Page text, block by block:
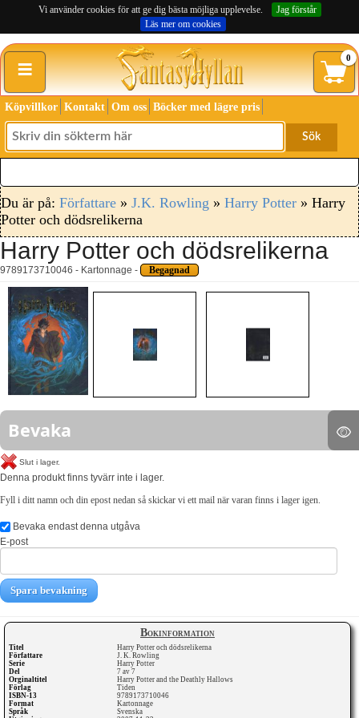
Vi använder cookies för att ge dig bästa möjliga upplevelse.
Jag förstår
Läs mer om cookies
≡ 0
Köpvillkor Kontakt Om oss Böcker med lägre pris
Sök
Du är på: Författare » J.K. Rowling » Harry Potter » Harry
Potter och dödsrelikerna
Harry Potter och dödsrelikerna
9789173710046 - Kartonnage - Begagnad
Bokinformation
Titel
Harry Potter och dödsrelikerna
Författare
J. K. Rowling
Serie
Harry Potter
Del
7 av 7
Orginaltitel
Harry Potter and the Deathly Hallows
Förlag
Tiden
ISBN-13
9789173710046
Format
Kartonnage
Språk
Svenska
Bevaka
Slut i lager.
Denna produkt finns tyvärr inte i lager.
Fyll i ditt namn och din epost nedan så skickar vi ett mail när varan finns i lager igen.
Bevaka endast denna utgåva
E-post
Spara bevakning